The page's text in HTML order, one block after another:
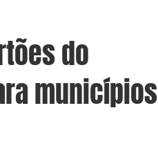
do
municípios